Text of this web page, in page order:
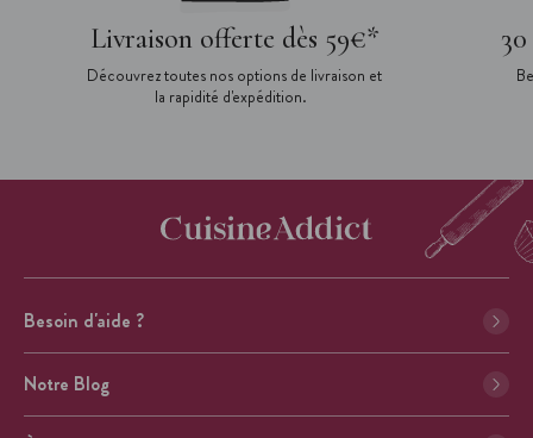
Livraison offerte dès 59€*
Découvrez toutes nos options de livraison et
la rapidité d'expédition.
Besoin d'aide ?
Notre Blog